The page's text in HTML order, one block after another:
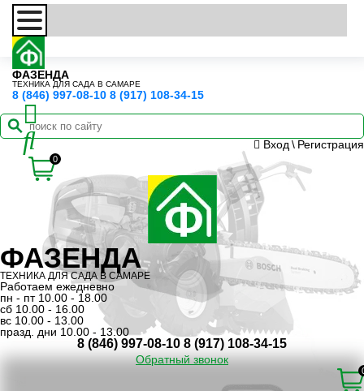
ФАЗЕНДА
ТЕХНИКА ДЛЯ САДА В САМАРЕ
8 (846) 997-08-10 8 (917) 108-34-15
0
Вход \ Регистрация
ФАЗЕНДА
ТЕХНИКА ДЛЯ САДА В САМАРЕ
Работаем ежедневно
пн - пт 10.00 - 18.00
сб 10.00 - 16.00
вс 10.00 - 13.00
празд. дни 10.00 - 13.00
8 (846) 997-08-10 8 (917) 108-34-15
Обратный звонок